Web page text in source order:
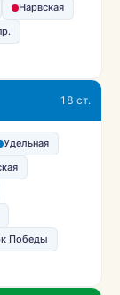
Нарвская
18 ст.
Удельная
Победы